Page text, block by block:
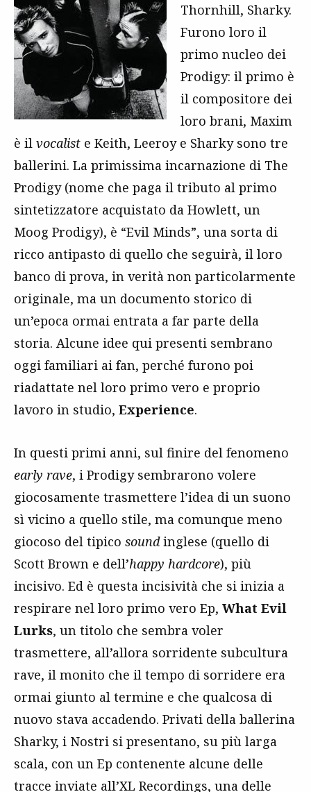
Thornhill, Sharky.
Furono loro il
primo nucleo dei
Prodigy: il primo è
il compositore dei
loro brani, Maxim
è il vocalist e Keith, Leeroy e Sharky sono tre
ballerini. La primissima incarnazione di The
Prodigy (nome che paga il tributo al primo
sintetizzatore acquistato da Howlett, un
Moog Prodigy), è “Evil Minds”, una sorta di
ricco antipasto di quello che seguirà, il loro
banco di prova, in verità non particolarmente
originale, ma un documento storico di
un’epoca ormai entrata a far parte della
storia. Alcune idee qui presenti sembrano
oggi familiari ai fan, perché furono poi
riadattate nel loro primo vero e proprio
lavoro in studio, Experience.
In questi primi anni, sul finire del fenomeno
early rave, i Prodigy sembrarono volere
giocosamente trasmettere l’idea di un suono
sì vicino a quello stile, ma comunque meno
giocoso del tipico soundinglese (quello di
Scott Brown e dell’happy hardcore), più
incisivo. Ed è questa incisività che si inizia a
respirare nel loro primo vero Ep, What Evil
Lurks, un titolo che sembra voler
trasmettere, all’allora sorridente subcultura
rave, il monito che il tempo di sorridere era
ormai giunto al termine e che qualcosa di
nuovo stava accadendo. Privati della ballerina
Sharky, i Nostri si presentano, su più larga
scala, con un Ep contenente alcune delle
tracce inviate all’XL Recordings, una delle